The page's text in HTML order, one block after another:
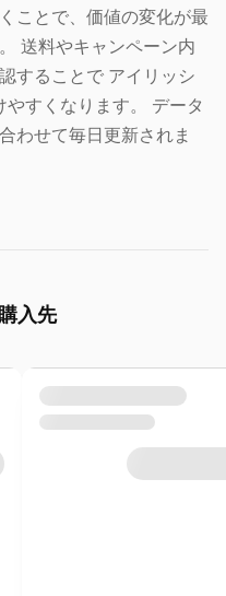
ことで、価値の変化が最
送料やキャンペーン内
することで アイリッシ
すくなります。 データ
わせて毎日更新されま
入先